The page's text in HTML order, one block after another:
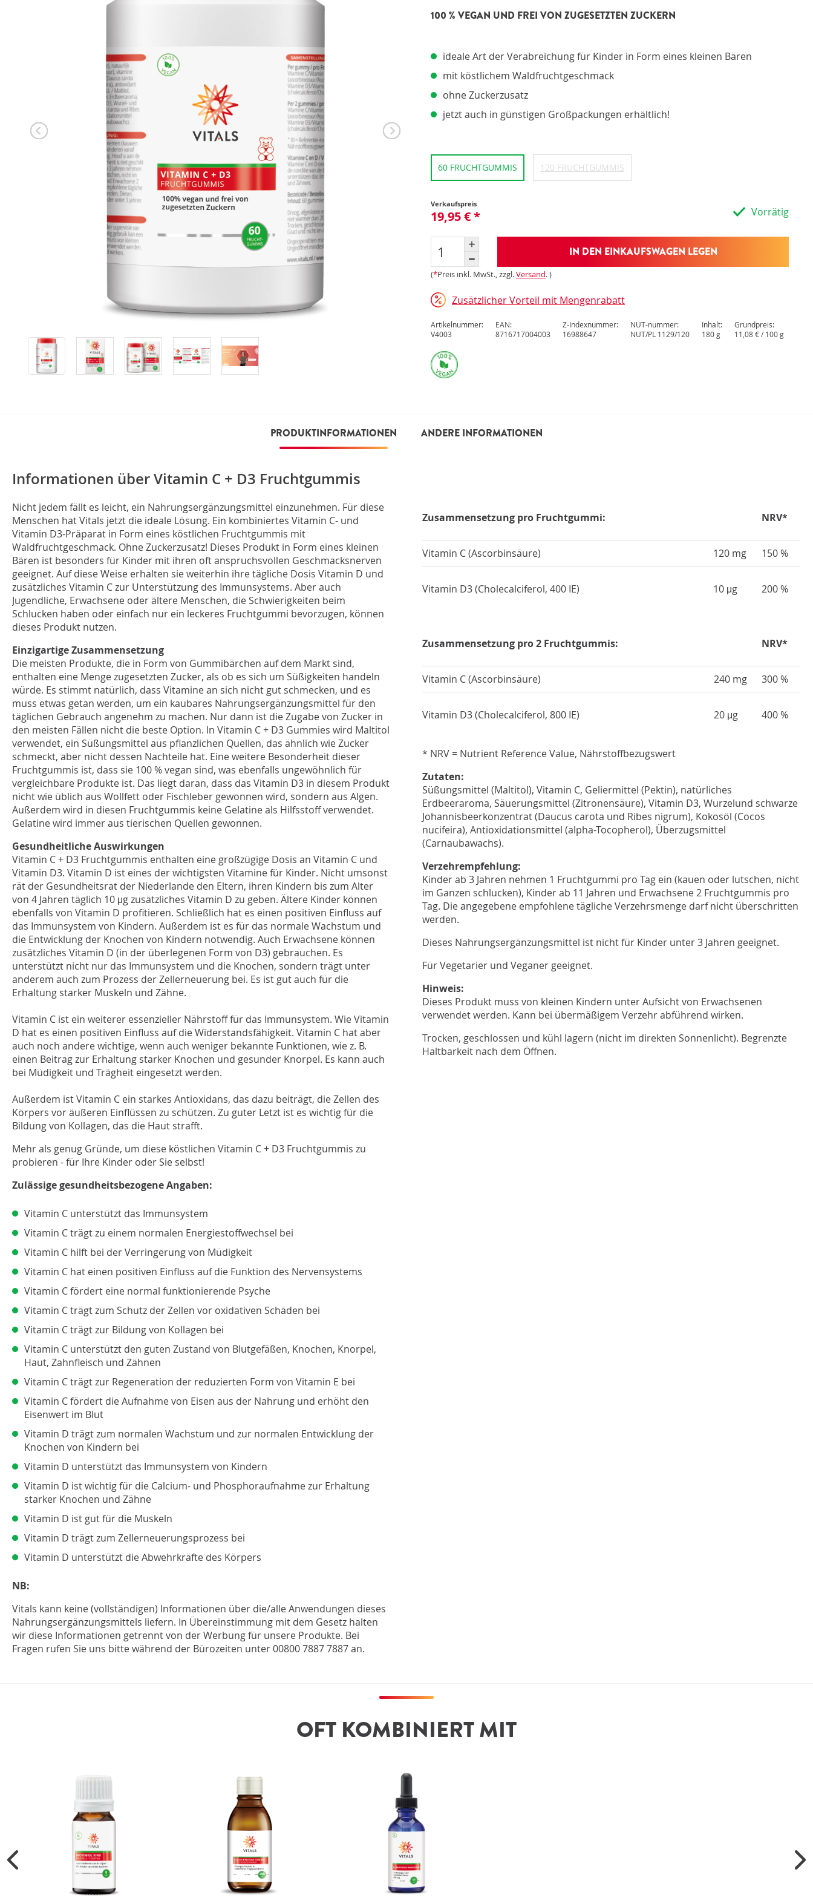
Professionelle Unterstützung
Optional: Kommissionssystem
100 % VEGAN UND FREI VON ZUGESETZTEN ZUCKERN
ideale Art der Verabreichung für Kinder in Form eines kleinen Bären
mit köstlichem Waldfruchtgeschmack
ohne Zuckerzusatz
jetzt auch in günstigen Großpackungen erhältlich!
60 FRUCHTGUMMIS 120 FRUCHTGUMMIS
Verkaufspreis
19,95 € * Vorrätig
IN DEN EINKAUFSWAGEN LEGEN
(*Preis inkl. MwSt., zzgl.Versand. )
Zusätzlicher Vorteil mit Mengenrabatt
Artikelnummer:
V4003
EAN:
8716717004003
Z-Indexnummer:
16988647
NUT-nummer:
NUT/PL 1129/120
Inhalt:
180 g
Grundpreis:
11,08 € / 100 g
PRODUKTINFORMATIONEN ANDERE INFORMATIONEN
Informationen über Vitamin C + D3 Fruchtgummis
Nicht jedem fällt es leicht, ein Nahrungsergänzungsmittel einzunehmen. Für diese
Menschen hat Vitals jetzt die ideale Lösung. Ein kombiniertes Vitamin C- und
Vitamin D3-Präparat in Form eines köstlichen Fruchtgummis mit
Waldfruchtgeschmack. Ohne Zuckerzusatz! Dieses Produkt in Form eines kleinen
Bären ist besonders für Kinder mit ihren oft anspruchsvollen Geschmacksnerven
geeignet. Auf diese Weise erhalten sie weiterhin ihre tägliche Dosis Vitamin D und
zusätzliches Vitamin C zur Unterstützung des Immunsystems. Aber auch
Jugendliche, Erwachsene oder ältere Menschen, die Schwierigkeiten beim
Schlucken haben oder einfach nur ein leckeres Fruchtgummi bevorzugen, können
dieses Produkt nutzen.
Einzigartige Zusammensetzung
Die meisten Produkte, die in Form von Gummibärchen auf dem Markt sind,
enthalten eine Menge zugesetzten Zucker, als ob es sich um Süßigkeiten handeln
würde. Es stimmt natürlich, dass Vitamine an sich nicht gut schmecken, und es
muss etwas getan werden, um ein kaubares Nahrungsergänzungsmittel für den
täglichen Gebrauch angenehm zu machen. Nur dann ist die Zugabe von Zucker in
den meisten Fällen nicht die beste Option. In Vitamin C + D3 Gummies wird Maltitol
verwendet, ein Süßungsmittel aus pflanzlichen Quellen, das ähnlich wie Zucker
schmeckt, aber nicht dessen Nachteile hat. Eine weitere Besonderheit dieser
Fruchtgummis ist, dass sie 100 % vegan sind, was ebenfalls ungewöhnlich für
vergleichbare Produkte ist. Das liegt daran, dass das Vitamin D3 in diesem Produkt
nicht wie üblich aus Wollfett oder Fischleber gewonnen wird, sondern aus Algen.
Außerdem wird in diesen Fruchtgummis keine Gelatine als Hilfsstoff verwendet.
Gelatine wird immer aus tierischen Quellen gewonnen.
Gesundheitliche Auswirkungen
Vitamin C + D3 Fruchtgummis enthalten eine großzügige Dosis an Vitamin C und
Vitamin D3. Vitamin D ist eines der wichtigsten Vitamine für Kinder. Nicht umsonst
rät der Gesundheitsrat der Niederlande den Eltern, ihren Kindern bis zum Alter
von 4 Jahren täglich 10 μg zusätzliches Vitamin D zu geben. Ältere Kinder können
ebenfalls von Vitamin D profitieren. Schließlich hat es einen positiven Einfluss auf
das Immunsystem von Kindern. Außerdem ist es für das normale Wachstum und
die Entwicklung der Knochen von Kindern notwendig. Auch Erwachsene können
zusätzliches Vitamin D (in der überlegenen Form von D3) gebrauchen. Es
unterstützt nicht nur das Immunsystem und die Knochen, sondern trägt unter
anderem auch zum Prozess der Zellerneuerung bei. Es ist gut auch für die
Erhaltung starker Muskeln und Zähne.
Vitamin C ist ein weiterer essenzieller Nährstoff für das Immunsystem. Wie Vitamin
D hat es einen positiven Einfluss auf die Widerstandsfähigkeit. Vitamin C hat aber
auch noch andere wichtige, wenn auch weniger bekannte Funktionen, wie z. B.
einen Beitrag zur Erhaltung starker Knochen und gesunder Knorpel. Es kann auch
bei Müdigkeit und Trägheit eingesetzt werden.
Außerdem ist Vitamin C ein starkes Antioxidans, das dazu beiträgt, die Zellen des
Körpers vor äußeren Einflüssen zu schützen. Zu guter Letzt ist es wichtig für die
Bildung von Kollagen, das die Haut strafft.
Mehr als genug Gründe, um diese köstlichen Vitamin C + D3 Fruchtgummis zu
probieren - für Ihre Kinder oder Sie selbst!
Zulässige gesundheitsbezogene Angaben:
Vitamin C unterstützt das Immunsystem
Vitamin C trägt zu einem normalen Energiestoffwechsel bei
Vitamin C hilft bei der Verringerung von Müdigkeit
Vitamin C hat einen positiven Einfluss auf die Funktion des Nervensystems
Vitamin C fördert eine normal funktionierende Psyche
Vitamin C trägt zum Schutz der Zellen vor oxidativen Schäden bei
Vitamin C trägt zur Bildung von Kollagen bei
Vitamin C unterstützt den guten Zustand von Blutgefäßen, Knochen, Knorpel,
Haut, Zahnfleisch und Zähnen
Vitamin C trägt zur Regeneration der reduzierten Form von Vitamin E bei
Vitamin C fördert die Aufnahme von Eisen aus der Nahrung und erhöht den
Eisenwert im Blut
Vitamin D trägt zum normalen Wachstum und zur normalen Entwicklung der
Knochen von Kindern bei
Vitamin D unterstützt das Immunsystem von Kindern
Vitamin D ist wichtig für die Calcium- und Phosphoraufnahme zur Erhaltung
starker Knochen und Zähne
Vitamin D ist gut für die Muskeln
Vitamin D trägt zum Zellerneuerungsprozess bei
Vitamin D unterstützt die Abwehrkräfte des Körpers
NB:
Vitals kann keine (vollständigen) Informationen über die/alle Anwendungen dieses
Nahrungsergänzungsmittels liefern. In Übereinstimmung mit dem Gesetz halten
wir diese Informationen getrennt von der Werbung für unsere Produkte. Bei
Fragen rufen Sie uns bitte während der Bürozeiten unter 00800 7887 7887 an.
Zusammensetzung pro Fruchtgummi: NRV*
Vitamin C (Ascorbinsäure) 120 mg 150 %
Vitamin D3 (Cholecalciferol, 400 IE) 10 μg 200 %
Zusammensetzung pro 2 Fruchtgummis: NRV*
Vitamin C (Ascorbinsäure) 240 mg 300 %
Vitamin D3 (Cholecalciferol, 800 IE) 20 μg 400 %
* NRV = Nutrient Reference Value, Nährstoffbezugswert
Zutaten:
Süßungsmittel (Maltitol), Vitamin C, Geliermittel (Pektin), natürliches
Erdbeeraroma, Säuerungsmittel (Zitronensäure), Vitamin D3, Wurzelund schwarze
Johannisbeerkonzentrat (Daucus carota und Ribes nigrum), Kokosöl (Cocos
nucifeira), Antioxidationsmittel (alpha-Tocopherol), Überzugsmittel
(Carnaubawachs).
Verzehrempfehlung:
Kinder ab 3 Jahren nehmen 1 Fruchtgummi pro Tag ein (kauen oder lutschen, nicht
im Ganzen schlucken), Kinder ab 11 Jahren und Erwachsene 2 Fruchtgummis pro
Tag. Die angegebene empfohlene tägliche Verzehrsmenge darf nicht überschritten
werden.
Dieses Nahrungsergänzungsmittel ist nicht für Kinder unter 3 Jahren geeignet.
Für Vegetarier und Veganer geeignet.
Hinweis:
Dieses Produkt muss von kleinen Kindern unter Aufsicht von Erwachsenen
verwendet werden. Kann bei übermäßigem Verzehr abführend wirken.
Trocken, geschlossen und kühl lagern (nicht im direkten Sonnenlicht). Begrenzte
Haltbarkeit nach dem Öffnen.
OFT KOMBINIERT MIT